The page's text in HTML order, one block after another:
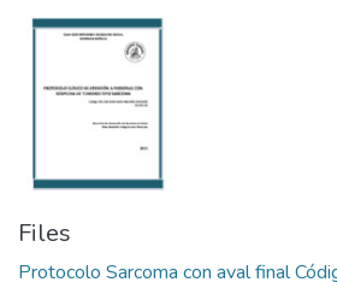
Files
Protocolo Sarcoma con aval final